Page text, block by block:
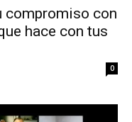
compromiso con
hace con tus
0